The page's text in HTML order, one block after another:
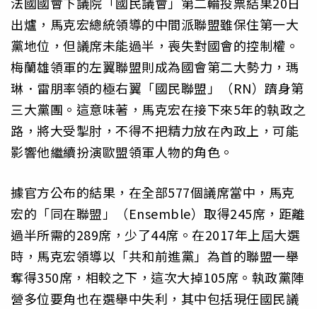
出爐，馬克宏總統領導的中間派聯盟雖保住第一大
黨地位，但議席未能過半，喪失對國會的控制權。
梅蘭雄領軍的左翼聯盟則成為國會第二大勢力，瑪
琳．雷朋率領的極右翼「國民聯盟」（RN）躋身第
三大黨團。這意味著，馬克宏在接下來5年的執政之
路，將大受掣肘，不得不把精力放在內政上，可能
影響他繼續扮演歐盟領軍人物的角色。
據官方公布的結果，在全部577個議席當中，馬克
宏的「同在聯盟」（Ensemble）取得245席，距離
過半所需的289席，少了44席。在2017年上屆大選
時，馬克宏領導以「共和前進黨」為首的聯盟一舉
奪得350席，相較之下，這次大掉105席。執政黨陣
營多位要角也在選舉中失利，其中包括現任國民議